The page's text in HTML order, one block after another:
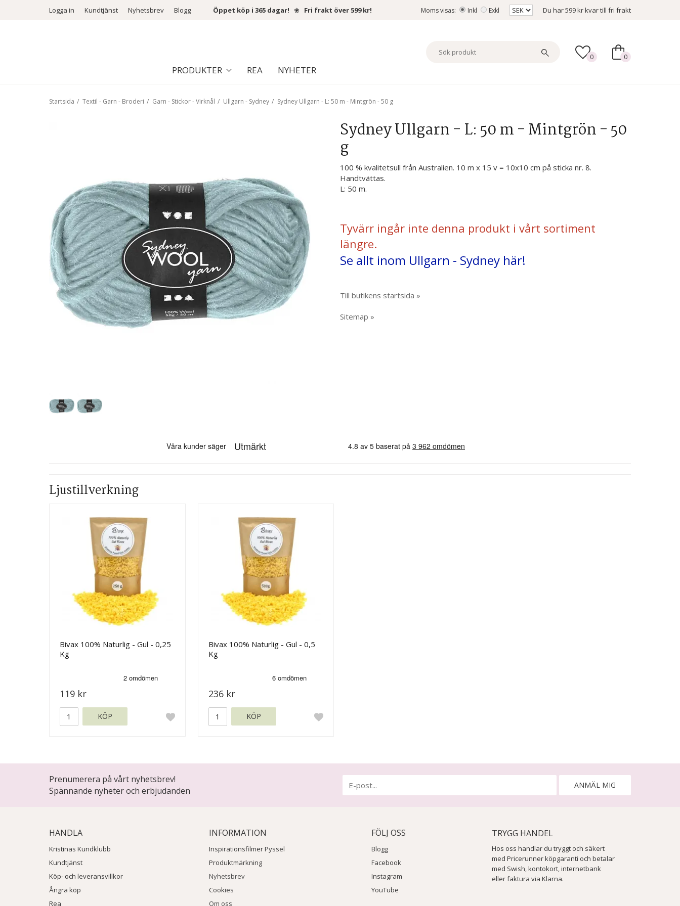
Logga in Kundtjänst Nyhetsbrev Blogg Öppet köp i 365 dagar! ❀ Fri frakt över 599 kr! Moms visas: Inkl Exkl Du har599 krkvar till fri frakt
PRODUKTER REA NYHETER
0 0
Startsida / Textil - Garn - Broderi / Garn - Stickor - Virknål / Ullgarn - Sydney / Sydney Ullgarn - L: 50 m - Mintgrön - 50 g
Sydney Ullgarn - L: 50 m - Mintgrön - 50
g
100 % kvalitetsull från Australien. 10 m x 15 v = 10x10 cm på sticka nr. 8.
Handtvättas.
L: 50 m.
Tyvärr ingår inte denna produkt i vårt sortiment
längre.
Se allt inom Ullgarn - Sydney här!
Till butikens startsida »
Sitemap »
Ljustillverkning
Bivax 100% Naturlig - Gul - 0,25
Kg
119 kr
KÖP
Bivax 100% Naturlig - Gul - 0,5
Kg
236 kr
KÖP
Prenumerera på vårt nyhetsbrev!
Spännande nyheter och erbjudanden
ANMÄL MIG
HANDLA
Kristinas Kundklubb
Kundtjänst
Köp- och leveransvillkor
Ångra köp
Rea
INFORMATION
Inspirationsfilmer Pyssel
Produktmärkning
Nyhetsbrev
Cookies
Om oss
FÖLJ OSS
Blogg
Facebook
Instagram
YouTube
TRYGG HANDEL
Hos oss handlar du tryggt och säkert
med Pricerunner köpgaranti och betalar
med Swish, kontokort, internetbank
eller faktura via Klarna.